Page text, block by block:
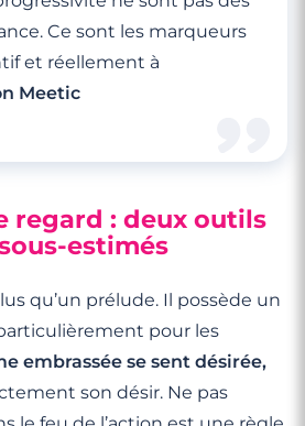
Ce sont les marqueurs
et réellement à
Meetic
regard : deux outils
estimés
qu’un prélude. Il possède un
pour les
embrassée se sent désirée,
son désir. Ne pas